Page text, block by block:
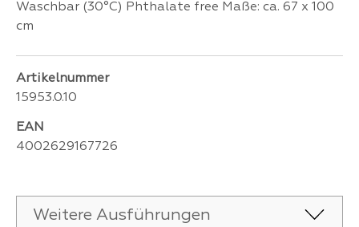
Waschbar (30°C) Phthalate free Maße: ca. 67 x 100
cm
Artikelnummer
15953.0.10
EAN
4002629167726
Weitere Ausführungen